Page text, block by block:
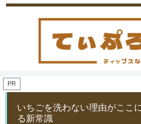
PR
いちごを洗わない理由がここ
る新常識